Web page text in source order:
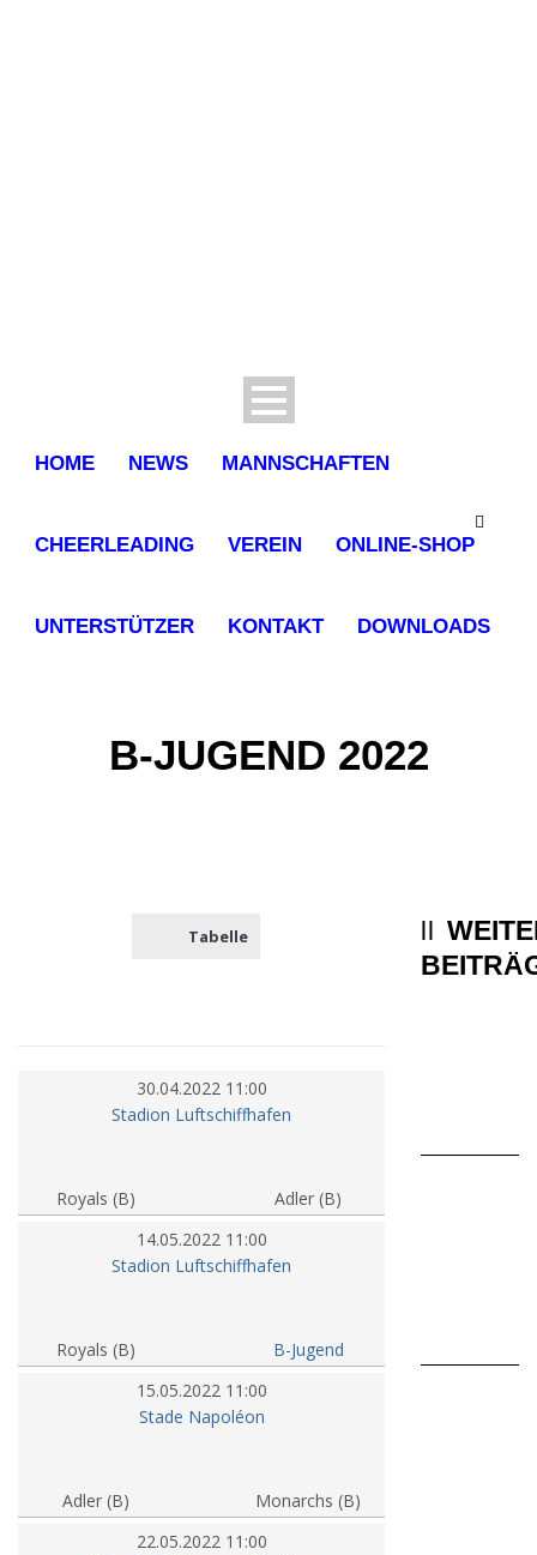
HOME NEWS MANNSCHAFTEN
CHEERLEADING VEREIN ONLINE-SHOP
UNTERSTÜTZER KONTAKT DOWNLOADS
B-JUGEND 2022
Tabelle
30.04.2022 11:00
Stadion Luftschiffhafen
Royals (B)
Adler (B)
14.05.2022 11:00
Stadion Luftschiffhafen
Royals (B)
B-Jugend
15.05.2022 11:00
Stade Napoléon
Adler (B)
Monarchs (B)
22.05.2022 11:00